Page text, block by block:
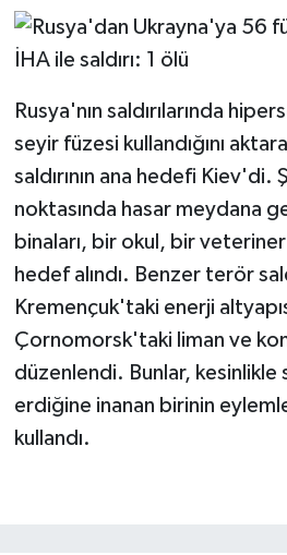
Rusya'nın saldırılarında
seyir füzesi kullandığını
saldırının ana hedefi Kiev'di.
noktasında hasar meydana
binaları, bir okul, bir
hedef alındı. Benzer terör
Kremençuk'taki enerji
Çornomorsk'taki liman ve
düzenlendi. Bunlar, kesinlikle
erdiğine inanan birinin
kullandı.